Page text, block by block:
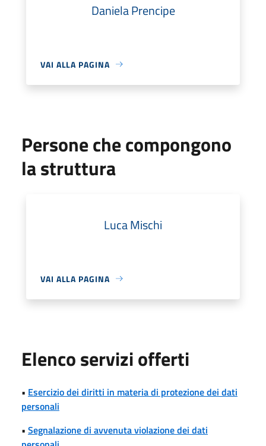
Daniela Prencipe
VAI ALLA PAGINA
Persone che compongono
la struttura
Luca Mischi
VAI ALLA PAGINA
Elenco servizi offerti
• Esercizio dei diritti in materia di protezione dei dati
personali
• Segnalazione di avvenuta violazione dei dati